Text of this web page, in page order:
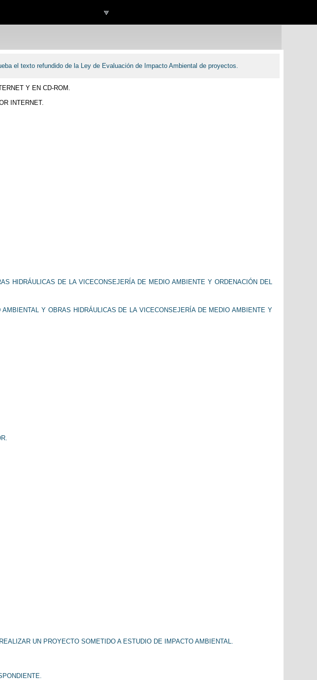
el texto refundido de la Ley de Evaluación de Impacto Ambiental de proyectos.
Y EN CD-ROM.
INTERNET.
HIDRÁULICAS DE LA VICECONSEJERÍA DE MEDIO AMBIENTE Y ORDENACIÓN DEL
Y OBRAS HIDRÁULICAS DE LA VICECONSEJERÍA DE MEDIO AMBIENTE Y
UN PROYECTO SOMETIDO A ESTUDIO DE IMPACTO AMBIENTAL.